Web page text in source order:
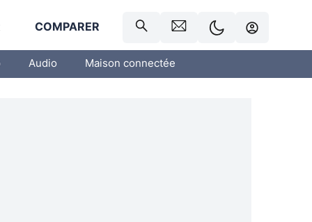
COMPARER
Audio Maison connectée